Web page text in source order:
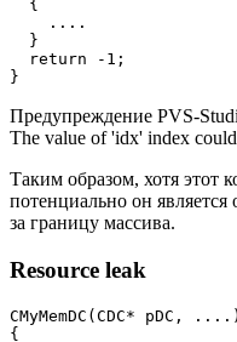
  {
    ....
  }
  return -1;
}
Предупреждение PVS-
The value of 'idx' index
Таким образом, хотя этот
потенциально он
за границу массива.
Resource leak
CMyMemDC(CDC* pDC, ....)
{